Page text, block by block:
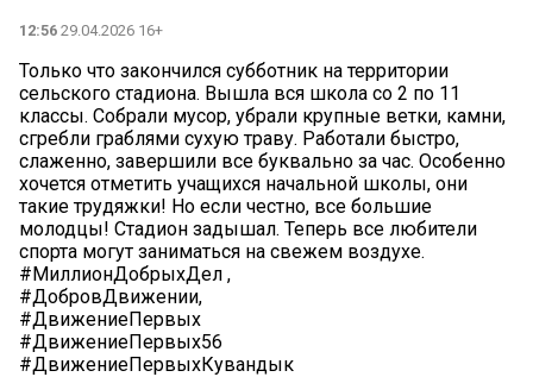
12:56 29.04.2026 16+
Только что закончился субботник на территории
сельского стадиона. Вышла вся школа со 2 по 11
классы. Собрали мусор, убрали крупные ветки, камни,
сгребли граблями сухую траву. Работали быстро,
слаженно, завершили все буквально за час. Особенно
хочется отметить учащихся начальной школы, они
такие трудяжки! Но если честно, все большие
молодцы! Стадион задышал. Теперь все любители
спорта могут заниматься на свежем воздухе.
#МиллионДобрыхДел ,
#ДобровДвижении,
#ДвижениеПервых
#ДвижениеПервых56
#ДвижениеПервыхКувандык